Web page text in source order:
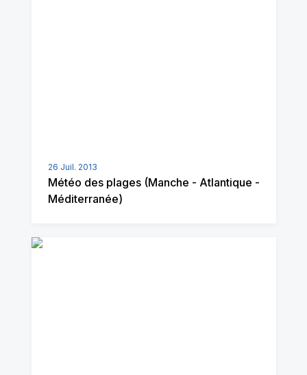
26 Juil. 2013
Météo des plages (Manche - Atlantique -
Méditerranée)